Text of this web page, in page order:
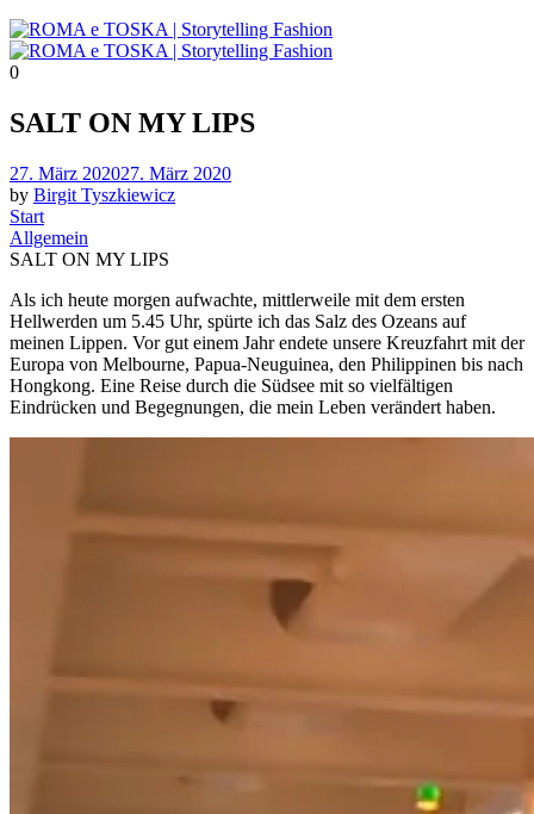
0
SALT ON MY LIPS
Posted
on
27. März 202027. März 2020
by Birgit Tyszkiewicz
Start
Allgemein
SALT ON MY LIPS
Als ich heute morgen aufwachte, mittlerweile mit dem ersten
Hellwerden um 5.45 Uhr, spürte ich das Salz des Ozeans auf
meinen Lippen. Vor gut einem Jahr endete unsere Kreuzfahrt mit der
Europa von Melbourne, Papua-Neuguinea, den Philippinen bis nach
Hongkong. Eine Reise durch die Südsee mit so vielfältigen
Eindrücken und Begegnungen, die mein Leben verändert haben.